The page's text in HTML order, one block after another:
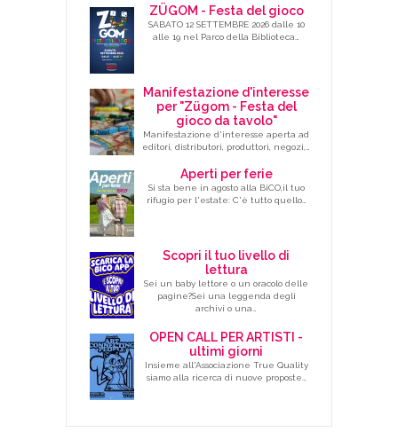
ZÜGOM - Festa del gioco
SABATO 12 SETTEMBRE 2026 dalle 10
alle 19 nel Parco della Biblioteca…
Manifestazione d'interesse
per "Zügom - Festa del
gioco da tavolo"
Manifestazione d'interesse aperta ad
editori, distributori, produttori, negozi,…
Aperti per ferie
Si sta bene in agosto alla BiCO,il tuo
rifugio per l'estate: C'è tutto quello…
Scopri il tuo livello di
lettura
Sei un baby lettore o un oracolo delle
pagine?Sei una leggenda degli
archivi o una…
OPEN CALL PER ARTISTI -
ultimi giorni
Insieme all'Associazione True Quality
siamo alla ricerca di nuove proposte…